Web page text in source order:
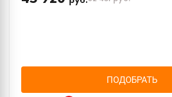
ПОДОБРАТЬ